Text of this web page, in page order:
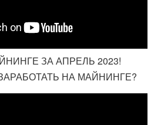
ЗА АПРЕЛЬ 2023!
НА МАЙНИНГЕ?